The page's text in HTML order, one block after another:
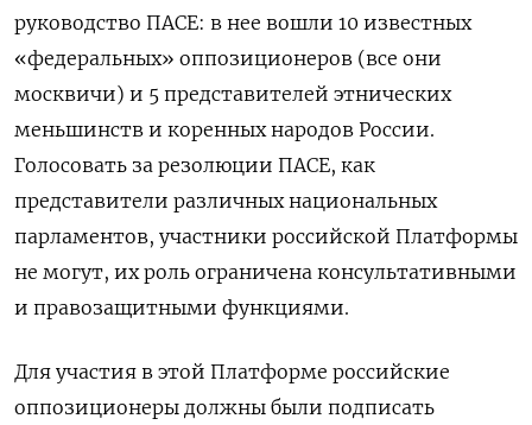
руководство ПАСЕ: в нее вошли 10 известных
«федеральных» оппозиционеров (все они
москвичи) и 5 представителей этнических
меньшинств и коренных народов России.
Голосовать за резолюции ПАСЕ, как
представители различных национальных
парламентов, участники российской Платформы
не могут, их роль ограничена консультативными
и правозащитными функциями.
Для участия в этой Платформе российские
оппозиционеры должны были подписать